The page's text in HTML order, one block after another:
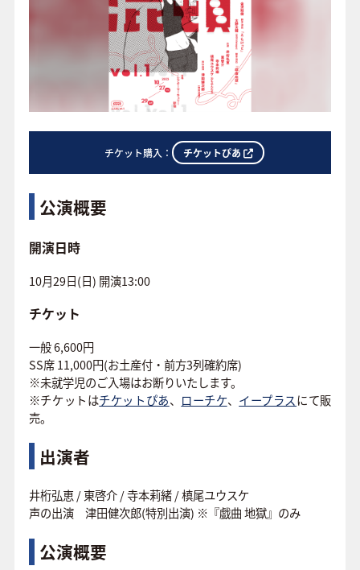
チケット購入： チケットぴあ
公演概要
開演日時
10月29日(日) 開演13:00
チケット
一般 6,600円
SS席 11,000円(お土産付・前方3列確約席)
※未就学児のご入場はお断りいたします。
※チケットはチケットぴあ、 ローチケ、 イープラスにて販
売。
出演者
井桁弘恵 / 東啓介 / 寺本莉緒 / 槙尾ユウスケ
声の出演 津田健次郎(特別出演) ※『戯曲 地獄』のみ
公演概要